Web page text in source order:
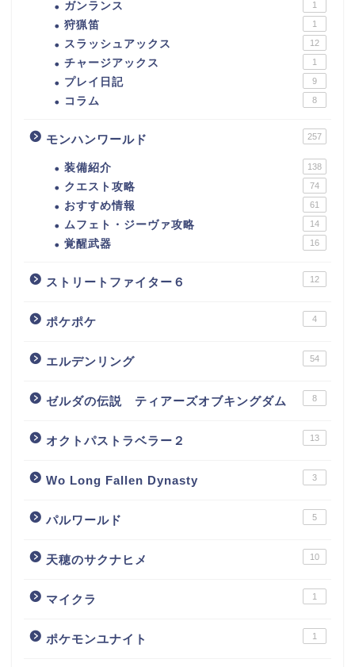
ガンランス 1
狩猟笛 1
スラッシュアックス 12
チャージアックス 1
プレイ日記 9
コラム 8
モンハンワールド 257
装備紹介 138
クエスト攻略 74
おすすめ情報 61
ムフェト・ジーヴァ攻略 14
覚醒武器 16
ストリートファイター６ 12
ポケポケ 4
エルデンリング 54
ゼルダの伝説 ティアーズオブキングダム 8
オクトパストラベラー２ 13
Wo Long Fallen Dynasty 3
パルワールド 5
天穂のサクナヒメ 10
マイクラ 1
ポケモンユナイト 1